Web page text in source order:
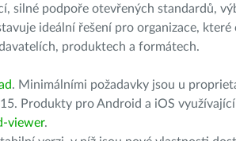
silné podpoře otevřených standardů,
ideální řešení pro organizace, které
produktech a formátech.
. Minimálními požadavky jsou u
Produkty pro Android a iOS
viewer.